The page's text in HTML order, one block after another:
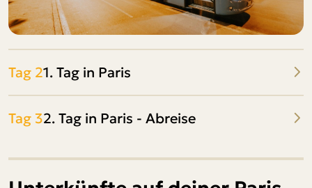
Tag 21. Tag in Paris
Tag 32. Tag in Paris - Abreise